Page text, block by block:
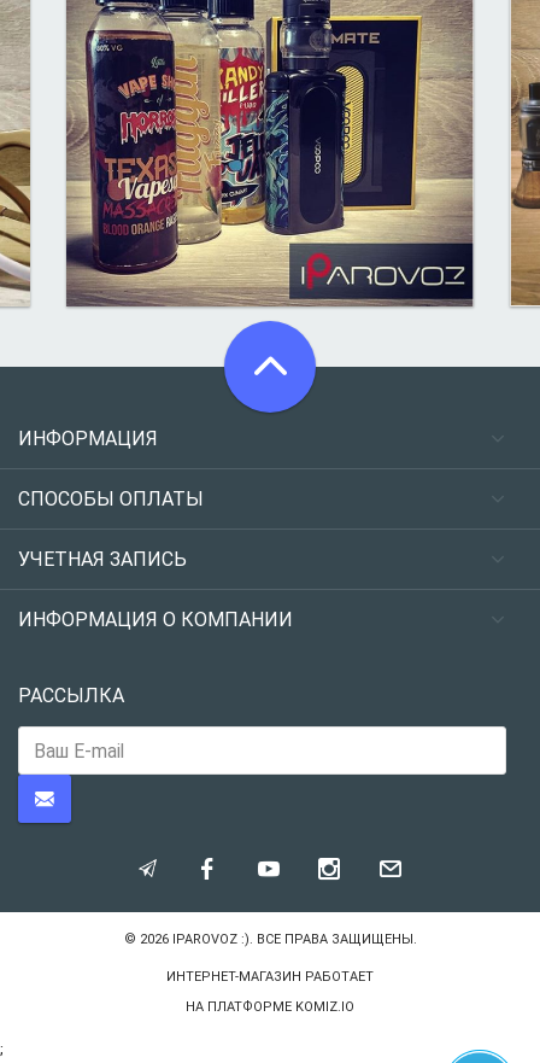
ИНФОРМАЦИЯ
СПОСОБЫ ОПЛАТЫ
УЧЕТНАЯ ЗАПИСЬ
ИНФОРМАЦИЯ О КОМПАНИИ
РАССЫЛКА
© 2026 IPAROVOZ :). ВСЕ ПРАВА ЗАЩИЩЕНЫ.
ИНТЕРНЕТ-МАГАЗИН РАБОТАЕТ
НА ПЛАТФОРМЕ KOMIZ.IO
;